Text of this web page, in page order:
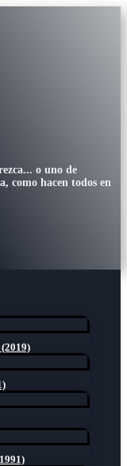
o uno de
como hacen todos en